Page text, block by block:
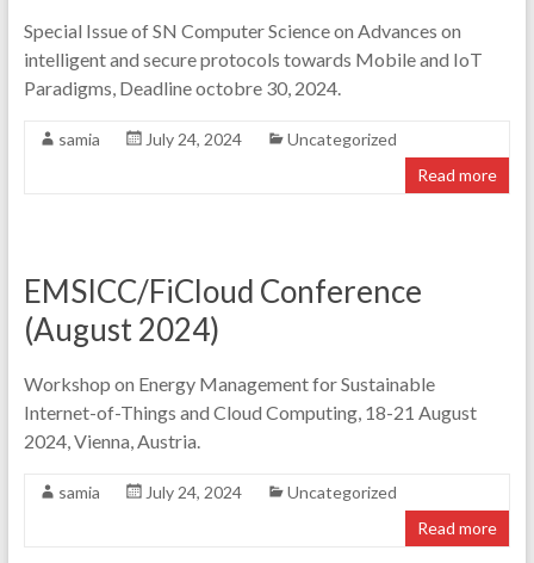
Special Issue of SN Computer Science on Advances on
intelligent and secure protocols towards Mobile and IoT
Paradigms, Deadline octobre 30, 2024.
samia July 24, 2024
Uncategorized
Read more
EMSICC/FiCloud Conference
(August 2024)
Workshop on Energy Management for Sustainable
Internet-of-Things and Cloud Computing, 18-21 August
2024, Vienna, Austria.
samia July 24, 2024
Uncategorized
Read more